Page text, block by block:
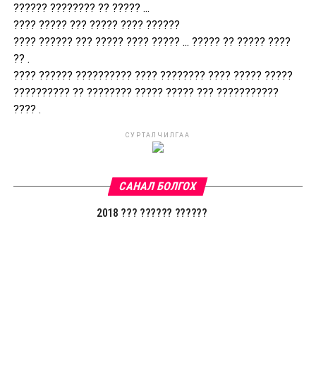
?????? ???????? ?? ????? ...
???? ????? ??? ????? ???? ??????
???? ?????? ??? ????? ???? ????? ... ????? ?? ????? ????
?? .
???? ?????? ?????????? ???? ???????? ???? ????? ?????
?????????? ?? ???????? ????? ????? ??? ???????????
???? .
СУРТАЛЧИЛГАА
САНАЛ БОЛГОХ
2018 ??? ?????? ??????